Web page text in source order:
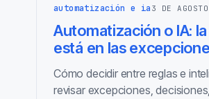
automatización e ia 3 DE
Automatización o IA:
está en las
Cómo decidir entre reglas e
revisar excepciones,